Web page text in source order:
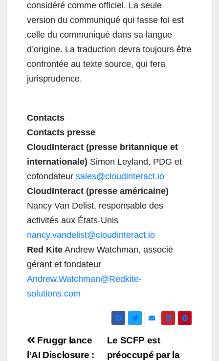
considéré comme officiel. La seule
version du communiqué qui fasse foi est
celle du communiqué dans sa langue
d’origine. La traduction devra toujours être
confrontée au texte source, qui fera
jurisprudence.
Contacts
Contacts presse
CloudInteract (presse britannique et
internationale) Simon Leyland, PDG et
cofondateur sales@cloudinteract.io
CloudInteract (presse américaine)
Nancy Van Delist, responsable des
activités aux États-Unis
nancy.vandelist@cloudinteract.io
Red Kite Andrew Watchman, associé
gérant et fondateur
Andrew.Watchman@Redkite-
solutions.com
Navigation
Le SCFP est
préoccupé par la
Fruggr lance
l’AI Disclosure :